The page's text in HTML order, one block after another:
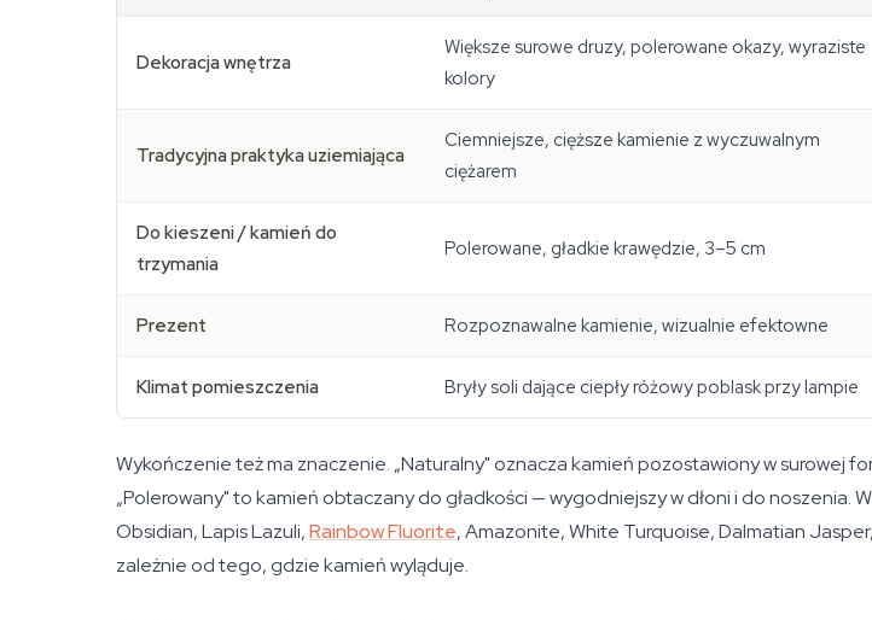
Dekoracja wnętrza
Większe surowe druzy, polerowane okazy, wyraziste
kolory
Tradycyjna praktyka uziemiająca
Ciemniejsze, cięższe kamienie z wyczuwalnym
ciężarem
Do kieszeni / kamień do
trzymania
Polerowane, gładkie krawędzie, 3–5 cm
Prezent Rozpoznawalne kamienie, wizualnie efektowne
Klimat pomieszczenia Bryły soli dające ciepły różowy poblask przy lampie
Wykończenie też ma znaczenie. „Naturalny" oznacza kamień pozostawiony w surowej
„Polerowany" to kamień obtaczany do gładkości — wygodniejszy w dłoni i do
Obsidian, Lapis Lazuli,Rainbow Fluorite, Amazonite, White Turquoise, Dalmatian
zależnie od tego, gdzie kamień wyląduje.